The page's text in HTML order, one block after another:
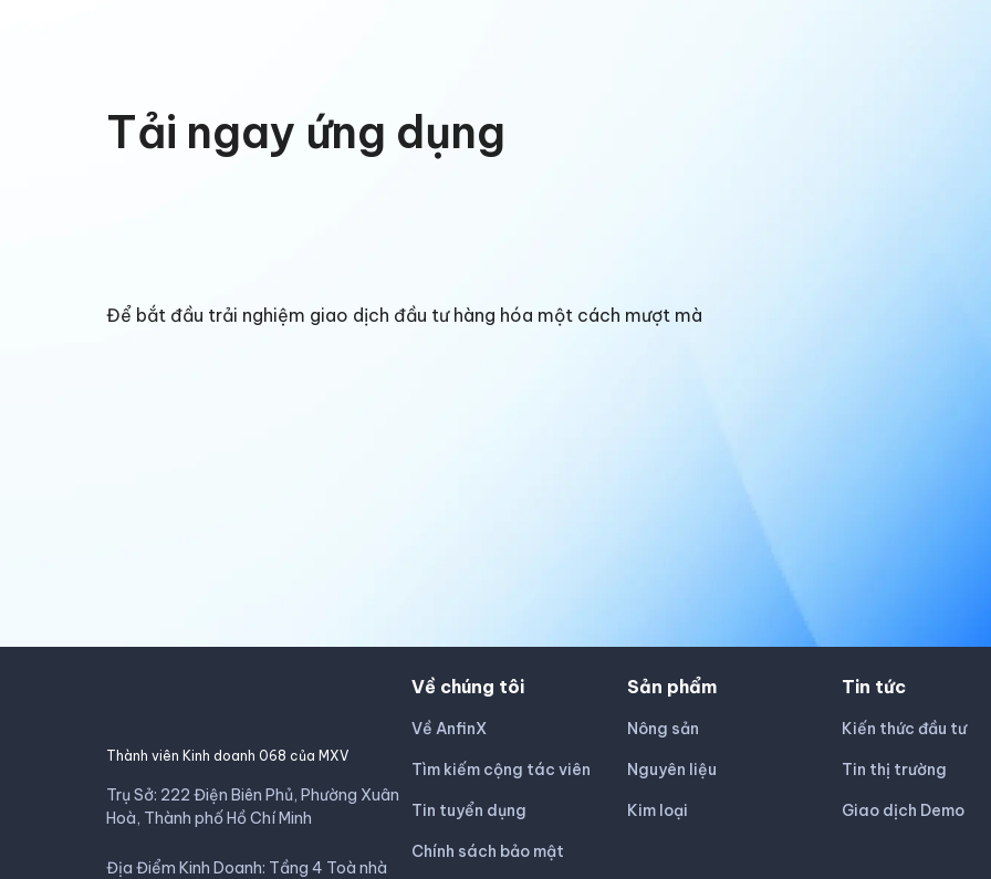
Tải ngay ứng dụng
Để bắt đầu trải nghiệm giao dịch đầu tư hàng hóa một cách mượt mà
Thành viên Kinh doanh 068 của MXV
Trụ Sở: 222 Điện Biên Phủ, Phường Xuân
Hoà, Thành phố Hồ Chí Minh
Địa Điểm Kinh Doanh: Tầng 4 Toà nhà
Về chúng tôi
Về AnfinX
Tìm kiếm cộng tác viên
Tin tuyển dụng
Chính sách bảo mật
Sản phẩm
Nông sản
Nguyên liệu
Kim loại
Tin tức
Kiến thức đầu tư
Tin thị trường
Giao dịch Demo